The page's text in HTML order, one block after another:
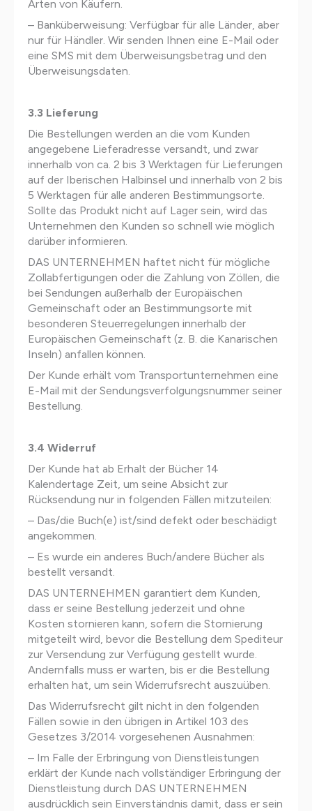
Arten von Käufern.
– Banküberweisung: Verfügbar für alle Länder, aber
nur für Händler. Wir senden Ihnen eine E-Mail oder
eine SMS mit dem Überweisungsbetrag und den
Überweisungsdaten.
3.3 Lieferung
Die Bestellungen werden an die vom Kunden
angegebene Lieferadresse versandt, und zwar
innerhalb von ca. 2 bis 3 Werktagen für Lieferungen
auf der Iberischen Halbinsel und innerhalb von 2 bis
5 Werktagen für alle anderen Bestimmungsorte.
Sollte das Produkt nicht auf Lager sein, wird das
Unternehmen den Kunden so schnell wie möglich
darüber informieren.
DAS UNTERNEHMEN haftet nicht für mögliche
Zollabfertigungen oder die Zahlung von Zöllen, die
bei Sendungen außerhalb der Europäischen
Gemeinschaft oder an Bestimmungsorte mit
besonderen Steuerregelungen innerhalb der
Europäischen Gemeinschaft (z. B. die Kanarischen
Inseln) anfallen können.
Der Kunde erhält vom Transportunternehmen eine
E-Mail mit der Sendungsverfolgungsnummer seiner
Bestellung.
3.4 Widerruf
Der Kunde hat ab Erhalt der Bücher 14
Kalendertage Zeit, um seine Absicht zur
Rücksendung nur in folgenden Fällen mitzuteilen:
– Das/die Buch(e) ist/sind defekt oder beschädigt
angekommen.
– Es wurde ein anderes Buch/andere Bücher als
bestellt versandt.
DAS UNTERNEHMEN garantiert dem Kunden,
dass er seine Bestellung jederzeit und ohne
Kosten stornieren kann, sofern die Stornierung
mitgeteilt wird, bevor die Bestellung dem Spediteur
zur Versendung zur Verfügung gestellt wurde.
Andernfalls muss er warten, bis er die Bestellung
erhalten hat, um sein Widerrufsrecht auszuüben.
Das Widerrufsrecht gilt nicht in den folgenden
Fällen sowie in den übrigen in Artikel 103 des
Gesetzes 3/2014 vorgesehenen Ausnahmen:
– Im Falle der Erbringung von Dienstleistungen
erklärt der Kunde nach vollständiger Erbringung der
Dienstleistung durch DAS UNTERNEHMEN
ausdrücklich sein Einverständnis damit, dass er sein